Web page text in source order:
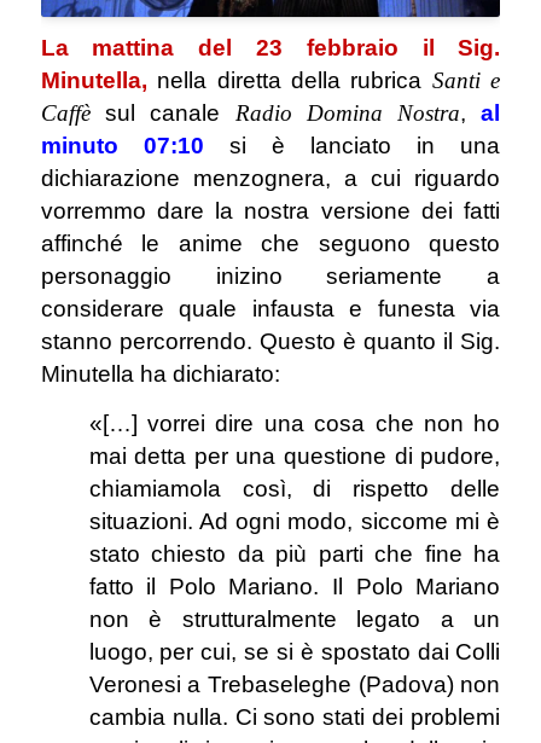
La mattina del 23 febbraio il Sig.
Minutella, nella diretta della rubrica Santi e
Caffèsul canale Radio Domina Nostra,al
minuto 07:10 si è lanciato in una
dichiarazione menzognera, a cui riguardo
vorremmo dare la nostra versione dei fatti
affinché le anime che seguono questo
personaggio inizino seriamente a
considerare quale infausta e funesta via
stanno percorrendo. Questo è quanto il Sig.
Minutella ha dichiarato:
«[…] vorrei dire una cosa che non ho
mai detta per una questione di pudore,
chiamiamola così, di rispetto delle
situazioni. Ad ogni modo, siccome mi è
stato chiesto da più parti che fine ha
fatto il Polo Mariano. Il Polo Mariano
non è strutturalmente legato a un
luogo, per cui, se si è spostato dai Colli
Veronesi a Trebaseleghe (Padova) non
cambia nulla. Ci sono stati dei problemi